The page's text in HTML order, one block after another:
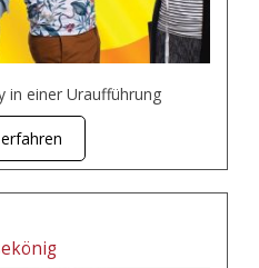
in einer Uraufführung